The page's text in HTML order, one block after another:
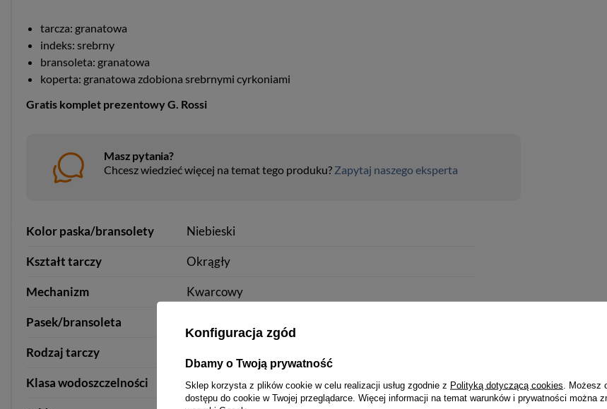
tarcza: granatowa
indeks: srebrny
bransoleta: granatowa
koperta: granatowa zdobiona srebrnymi cyrkoniami
Gratis komplet prezentowy G. Rossi
Masz pytania?
Chcesz wiedzieć więcej na temat tego produku? Zapytaj naszego eksperta
Kolor paska/bransolety Niebieski
Kształt tarczy Okrągły
Mechanizm Kwarcowy
Pasek/bransoleta
Rodzaj tarczy
Klasa wodoszczelności WR30
Konfiguracja zgód
Dbamy o Twoją prywatność
Sklep korzysta z plików cookie w celu realizacji usług zgodnie z Polityką dotyczącą cookies . Możesz
dostępu do cookie w Twojej przeglądarce. Więcej informacji na temat warunków i prywatności można